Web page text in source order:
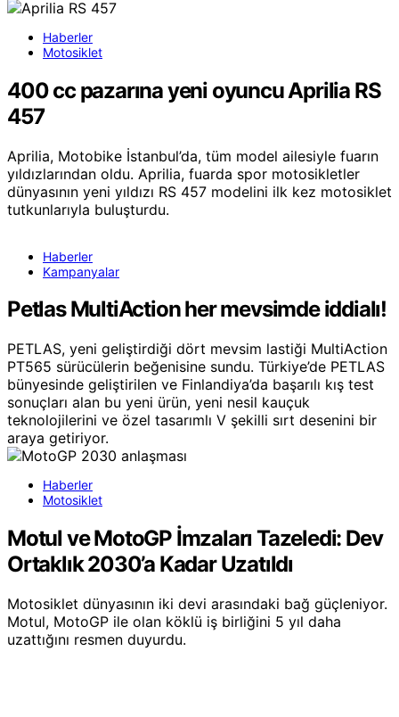
Haberler
Motosiklet
400 cc pazarına yeni oyuncu Aprilia RS
457
Aprilia, Motobike İstanbul’da, tüm model ailesiyle fuarın
yıldızlarından oldu. Aprilia, fuarda spor motosikletler
dünyasının yeni yıldızı RS 457 modelini ilk kez motosiklet
tutkunlarıyla buluşturdu.
Haberler
Kampanyalar
Petlas MultiAction her mevsimde iddialı!
PETLAS, yeni geliştirdiği dört mevsim lastiği MultiAction
PT565 sürücülerin beğenisine sundu. Türkiye’de PETLAS
bünyesinde geliştirilen ve Finlandiya’da başarılı kış test
sonuçları alan bu yeni ürün, yeni nesil kauçuk
teknolojilerini ve özel tasarımlı V şekilli sırt desenini bir
araya getiriyor.
Haberler
Motosiklet
Motul ve MotoGP İmzaları Tazeledi: Dev
Ortaklık 2030’a Kadar Uzatıldı
Motosiklet dünyasının iki devi arasındaki bağ güçleniyor.
Motul, MotoGP ile olan köklü iş birliğini 5 yıl daha
uzattığını resmen duyurdu.